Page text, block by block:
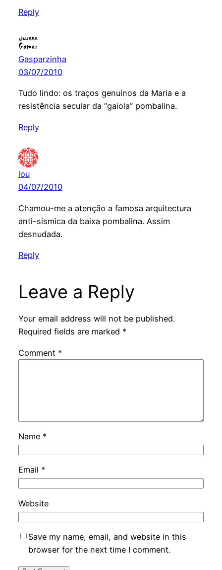
Reply
Gasparzinha
03/07/2010
Tudo lindo: os traços genuínos da Maria e a
resistência secular da “gaiola” pombalina.
Reply
lou
04/07/2010
Chamou-me a atenção a famosa arquitectura
anti-sísmica da baixa pombalina. Assim
desnudada.
Reply
Leave a Reply
Your email address will not be published.
Required fields are marked *
Comment *
Name *
Email *
Website
Save my name, email, and website in this
browser for the next time I comment.